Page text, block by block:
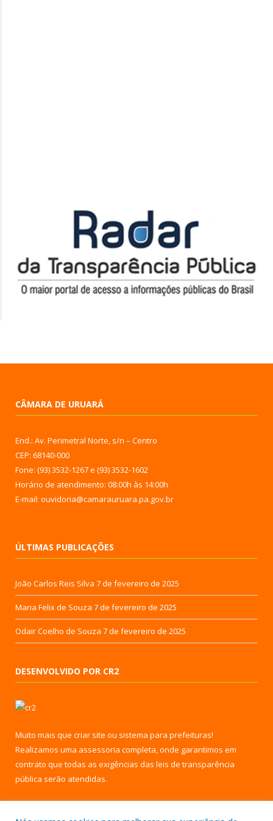
CÂMARA DE URUARÁ
End.: Av. Perimetral Norte, s/n – Centro
CEP: 68140-000
Fone: (93) 3532-1267 e (93) 3532-1602
Horário de atendimento: 08:00h às 14:00h
E-mail: ouvidoria@camarauruara.pa.gov.br
ÚLTIMAS PUBLICAÇÕES
João Carlos Reis Silva 7 de fevereiro de 2025
Maria Felix de Souza 7 de fevereiro de 2025
Odair Coelho de Souza 7 de fevereiro de 2025
DESENVOLVIDO POR CR2
Muito mais que criar site ou sistema para prefeituras!
Realizamos uma assessoria completa, onde garantimos em
contrato que todas as exigências das leis de transparência
pública serão atendidas.